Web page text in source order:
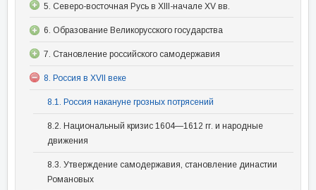
5. Северо-восточная Русь в XIII-начале XV вв.
6. Образование Великорусского государства
7. Становление российского самодержавия
8. Россия в XVII веке
8.1. Россия накануне грозных потрясений
8.2. Национальный кризис 1604—1612 гг. и народные
движения
8.3. Утверждение самодержавия, становление династии
Романовых